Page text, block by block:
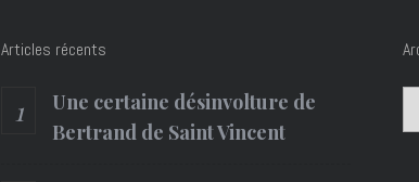
Articles récents
Une certaine désinvolture de
Bertrand de Saint Vincent